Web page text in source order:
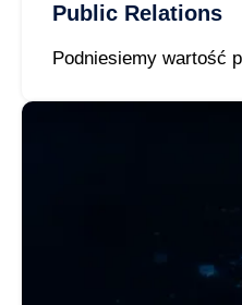
Public Relations
Podniesiemy wartość